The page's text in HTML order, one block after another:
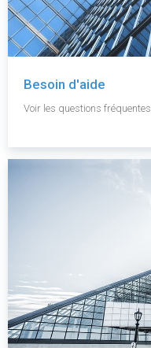
Besoin d'aide
Voir les questions fréquentes.